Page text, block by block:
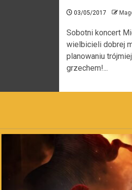
03/05/2017
Sobotni koncert
wielbicieli dobrej
planowaniu
grzechem!...